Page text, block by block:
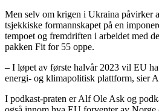
Men selv om krigen i Ukraina påvirker
tsjekkiske formannskapet på en
tempoet og fremdriften i arbeidet med
pakken Fit for 55 oppe.
– I løpet av første halvår 2023 vil EU
energi- og klimapolitisk plattform, sier
I podkast-praten er Alf Ole Ask og